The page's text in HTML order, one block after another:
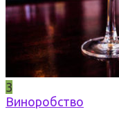
3
Виноробство